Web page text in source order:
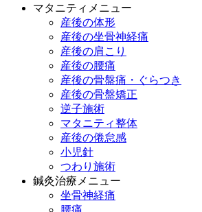
マタニティメニュー
産後の体形
産後の坐骨神経痛
産後の肩こり
産後の腰痛
産後の骨盤痛・ぐらつき
産後の骨盤矯正
逆子施術
マタニティ整体
産後の倦怠感
小児針
つわり施術
鍼灸治療メニュー
坐骨神経痛
腰痛